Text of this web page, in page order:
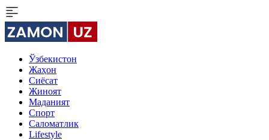
Ўзбекистон
Жаҳон
Сиёсат
Жиноят
Маданият
Спорт
Cаломатлик
Lifestyle